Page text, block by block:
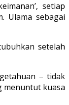
setiap
Ulama sebagai
setelah
– tidak
menuntut kuasa